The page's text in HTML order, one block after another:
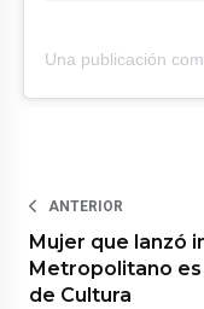
Una publicación
ANTERIOR
Mujer que lanzó
Metropolitano
de Cultura